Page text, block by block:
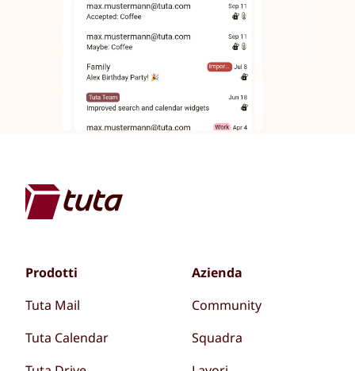
Prodotti
Tuta Mail
Tuta Calendar
Azienda
Community
Squadra